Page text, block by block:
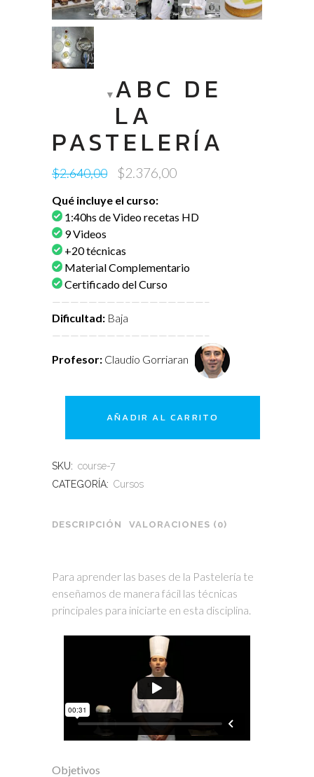
ABC DE
LA
PASTELERÍA
$2.640,00
Original
was:
$2.376,00Current
is:
Qué incluye el curso:
1:40hs de Video recetas HD
9 Videos
+20 técnicas
Material Complementario
Certificado del Curso
————————–————————–
Dificultad: Baja
————————–————————–
Profesor: Claudio Gorriaran
AÑADIR AL CARRITO
SKU: course-7
CATEGORÍA: Cursos
DESCRIPCIÓN VALORACIONES (0)
Para aprender las bases de la Pastelería te
enseñamos de manera fácil las técnicas
principales para iniciarte en esta disciplina.
Objetivos